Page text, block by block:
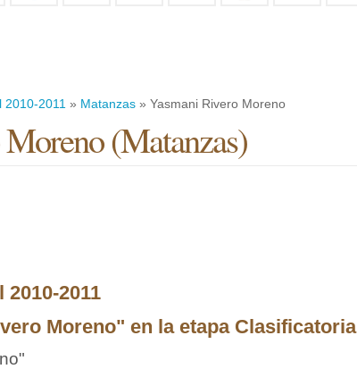
2010-2011 » Matanzas » Yasmani Rivero Moreno
(Matanzas)
2011
Moreno" en la etapa Clasificatoria